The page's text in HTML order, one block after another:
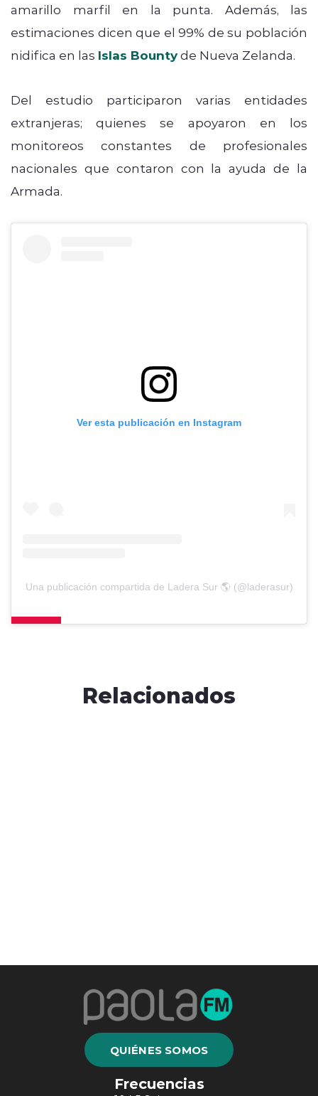
amarillo marfil en la punta. Además, las
estimaciones dicen que el 99% de su población
nidifica en las Islas Bountyde Nueva Zelanda.
Del estudio participaron varias entidades
extranjeras; quienes se apoyaron en los
monitoreos constantes de profesionales
nacionales que contaron con la ayuda de la
Armada.
Ver esta publicación en Instagram
Una publicación compartida de Ladera Sur 🌎 (@laderasur)
Relacionados
QUIÉNES SOMOS
Frecuencias